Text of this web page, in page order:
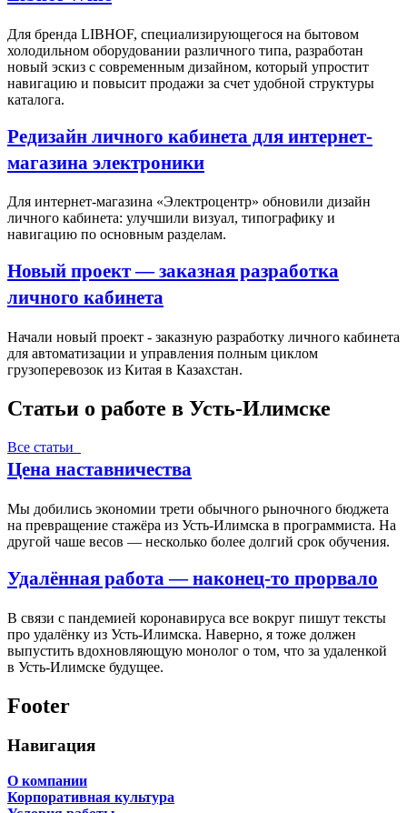
Для бренда LIBHOF, специализирующегося на бытовом
холодильном оборудовании различного типа, разработан
новый эскиз с современным дизайном, который упростит
навигацию и повысит продажи за счет удобной структуры
каталога.
Редизайн личного кабинета для интернет-
магазина электроники
Для интернет-магазина «Электроцентр» обновили дизайн
личного кабинета: улучшили визуал, типографику и
навигацию по основным разделам.
Новый проект — заказная разработка
личного кабинета
Начали новый проект - заказную разработку личного кабинета
для автоматизации и управления полным циклом
грузоперевозок из Китая в Казахстан.
Статьи о работе в Усть-Илимске
Все статьи
Цена наставничества
Мы добились экономии трети обычного рыночного бюджета
на превращение стажёра из Усть-Илимска в программиста. На
другой чаше весов — несколько более долгий срок обучения.
Удалённая работа — наконец-то прорвало
В связи с пандемией коронавируса все вокруг пишут тексты
про удалёнку из Усть-Илимска. Наверно, я тоже должен
выпустить вдохновляющую монолог о том, что за удаленкой
в Усть-Илимске будущее.
Footer
Навигация
О компании
Корпоративная культура